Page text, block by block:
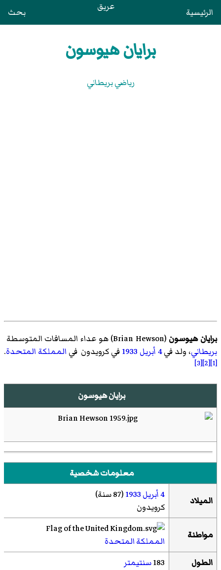
الرئيسية عريق بحث
برايان هيوسون
رياضي بريطاني
برايان هيوسون (
Brian Hewson)‏ هوعداء المسافات المتوسطة
بريطاني، ولد في4 أبريل 1933فيكرويدون في المملكة المتحدة.
[1]
[2]
[3]
برايان هيوسون
معلومات شخصية
الميلاد 4 أبريل 1933(87 سنة)
كرويدون
مواطنة
المملكة المتحدة
الطول
183سنتيمتر